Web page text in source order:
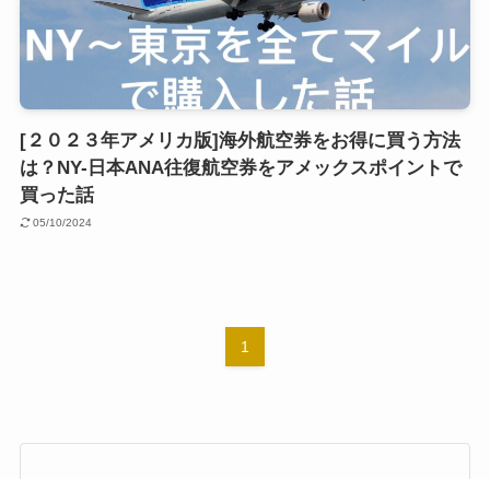
[２０２３年アメリカ版]海外航空券をお得に買う方法
は？NY-日本ANA往復航空券をアメックスポイントで
買った話
05/10/2024
1